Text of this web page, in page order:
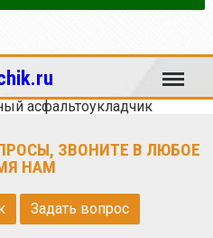
Меню
асфальтоукладчик
ЗВОНИТЕ В ЛЮБОЕ
НАМ
Задать вопрос